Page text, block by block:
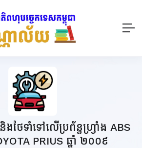
ថែទាំទៅលើប្រព័ន្ធហ្វ្រាំង ABS
PRIUS ឆ្នាំ ២០០៩